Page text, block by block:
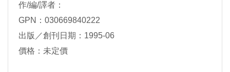
作/編/譯者：
GPN：030669840222
出版／創刊日期：1995-06
價格：未定價